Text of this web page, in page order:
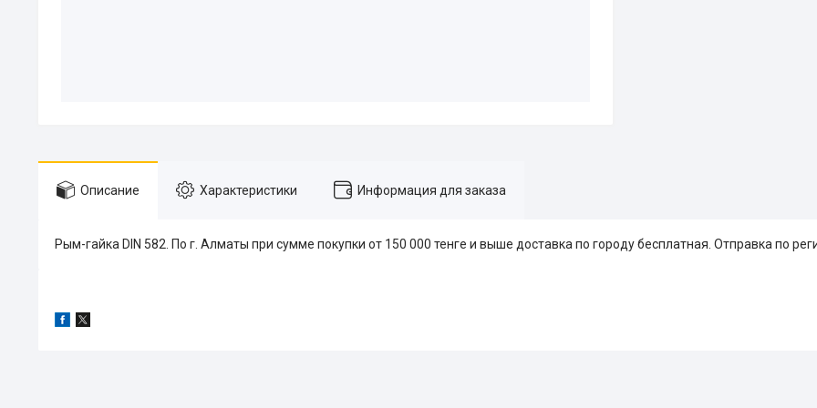
Описание Характеристики Информация для заказа
Рым-гайка DIN 582. По г. Алматы при сумме покупки от 150 000 тенге и выше доставка по городу бесплатная. Отправка по